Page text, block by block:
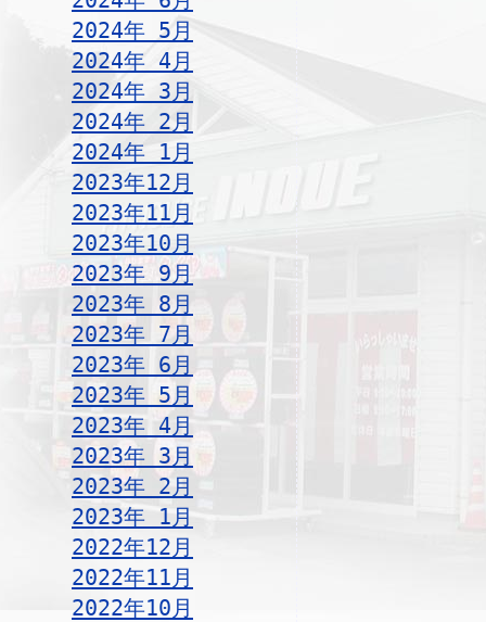
2024年 5月
2024年 4月
2024年 3月
2024年 2月
2024年 1月
2023年12月
2023年11月
2023年10月
2023年 9月
2023年 8月
2023年 7月
2023年 6月
2023年 5月
2023年 4月
2023年 3月
2023年 2月
2023年 1月
2022年12月
2022年11月
2022年10月